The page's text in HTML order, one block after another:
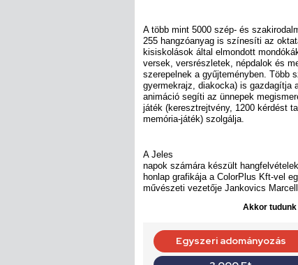
A több mint 5000 szép- és
255 hangzóanyag is színesíti az
kisiskolások által elmondott
versek, versrészletek, népdalok és
szerepelnek a gyűjteményben. Több
gyermekrajz, diakocka) is gazdagítja
animáció segíti az ünnepek
játék (keresztrejtvény, 1200 kérdést
memória-játék) szolgálja.
A Jeles
napok számára készült
honlap grafikája a ColorPlus Kft-vel
művészeti vezetője Jankovics Marcell.
Akkor tudunk